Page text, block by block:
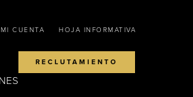
MI CUENTA HOJA INFORMATIVA
RECLUTAMIENTO